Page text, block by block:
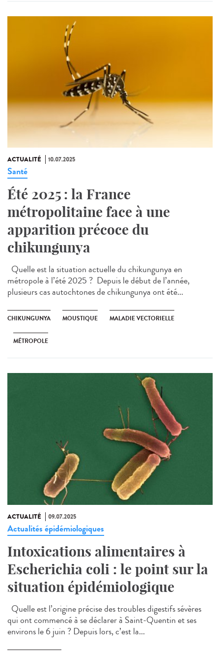
ACTUALITÉ 10.07.2025
Santé
Été 2025 : la France
métropolitaine face à une
apparition précoce du
chikungunya
Quelle est la situation actuelle du chikungunya en
métropole à l’été 2025 ? Depuis le début de l’année,
plusieurs cas autochtones de chikungunya ont été...
CHIKUNGUNYA MOUSTIQUE MALADIE VECTORIELLE
MÉTROPOLE
ACTUALITÉ 09.07.2025
Actualités épidémiologiques
Intoxications alimentaires à
Escherichia coli : le point sur la
situation épidémiologique
Quelle est l’origine précise des troubles digestifs sévères
qui ont commencé à se déclarer à Saint-Quentin et ses
environs le 6 juin ? Depuis lors, c’est la...